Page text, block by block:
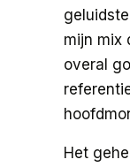
mijn mix
overal
Het